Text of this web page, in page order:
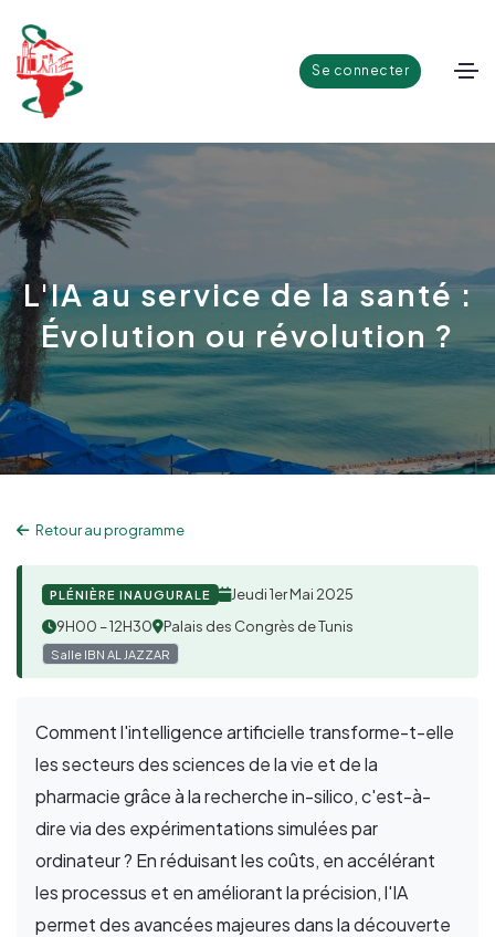
Se connecter
L'IA au service de la santé :
Évolution ou révolution ?
Retour au programme
PLÉNIÈRE INAUGURALE
Jeudi 1er Mai 2025
9H00 – 12H30
Palais des Congrès de Tunis
Salle IBN AL JAZZAR
Comment l'intelligence artificielle transforme-t-elle
les secteurs des sciences de la vie et de la
pharmacie grâce à la recherche in-silico, c'est-à-
dire via des expérimentations simulées par
ordinateur ? En réduisant les coûts, en accélérant
les processus et en améliorant la précision, l'IA
permet des avancées majeures dans la découverte